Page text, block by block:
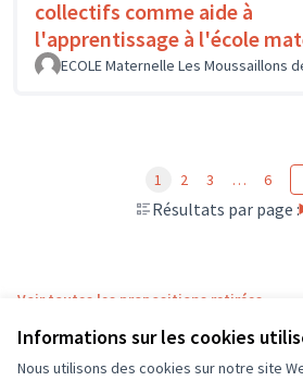
Informations sur les cookies
Nous utilisons des cookies sur notre site
collectifs comme aide à
l'apprentissage à l'école
ECOLE Maternelle Les Moussaillons
Résultats par page :
1 2 3 … 6
Voir toutes les propositions retirées
Conditions d'utilisation